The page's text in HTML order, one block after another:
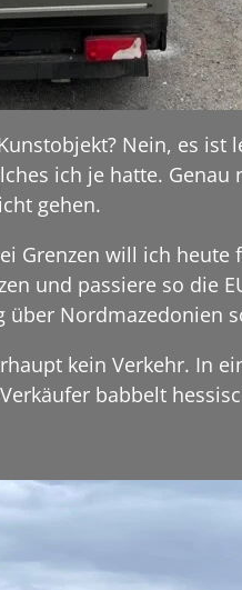
Nein, es
ich je hatte.
gehen.
Grenzen will ich
und passiere so die
Nordmazedonien
kein Verkehr. In
babbelt